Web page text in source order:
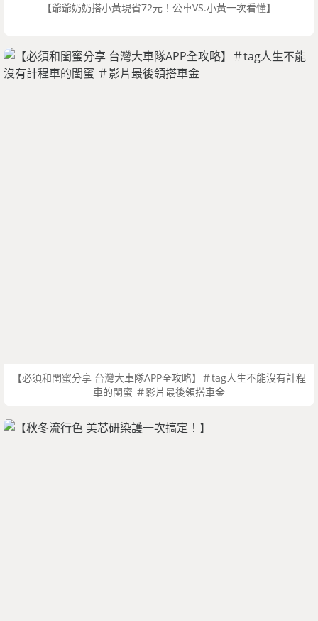
【爺爺奶奶搭小黃現省72元！公車VS.小黃一次看懂】
【必須和閨蜜分享 台灣大車隊APP全攻略】＃tag人生不能沒有計程
車的閨蜜 ＃影片最後領搭車金